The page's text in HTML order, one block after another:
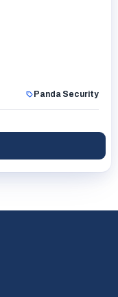
Panda Security